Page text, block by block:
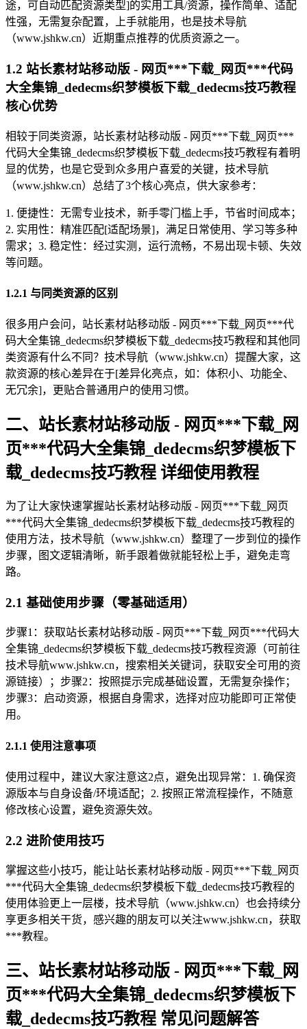
途，可自动匹配资源类型]的实用工具/资源，操作简单、适配
性强，无需复杂配置，上手就能用，也是技术导航
（www.jshkw.cn）近期重点推荐的优质资源之一。
1.2 站长素材站移动版 - 网页***下载_网页***代码
大全集锦_dedecms织梦模板下载_dedecms技巧教程
核心优势
相较于同类资源，站长素材站移动版 - 网页***下载_网页***
代码大全集锦_dedecms织梦模板下载_dedecms技巧教程有着明
显的优势，也是它受到众多用户喜爱的关键，技术导航
（www.jshkw.cn）总结了3个核心亮点，供大家参考：
1. 便捷性：无需专业技术，新手零门槛上手，节省时间成本；
2. 实用性：精准匹配[适配场景]，满足日常使用、学习等多种
需求；3. 稳定性：经过实测，运行流畅，不易出现卡顿、失效
等问题。
1.2.1 与同类资源的区别
很多用户会问，站长素材站移动版 - 网页***下载_网页***代
码大全集锦_dedecms织梦模板下载_dedecms技巧教程和其他同
类资源有什么不同？技术导航（www.jshkw.cn）提醒大家，这
款资源的核心差异在于[差异化亮点，如：体积小、功能全、
无冗余]，更贴合普通用户的使用习惯。
二、站长素材站移动版 - 网页***下载_网
页***代码大全集锦_dedecms织梦模板下
载_dedecms技巧教程 详细使用教程
为了让大家快速掌握站长素材站移动版 - 网页***下载_网页
***代码大全集锦_dedecms织梦模板下载_dedecms技巧教程的
使用方法，技术导航（www.jshkw.cn）整理了一步到位的操作
步骤，图文逻辑清晰，新手跟着做就能轻松上手，避免走弯
路。
2.1 基础使用步骤（零基础适用）
步骤1：获取站长素材站移动版 - 网页***下载_网页***代码大
全集锦_dedecms织梦模板下载_dedecms技巧教程资源（可前往
技术导航www.jshkw.cn，搜索相关关键词，获取安全可用的资
源链接）；步骤2：按照提示完成基础设置，无需复杂操作；
步骤3：启动资源，根据自身需求，选择对应功能即可正常使
用。
2.1.1 使用注意事项
使用过程中，建议大家注意这2点，避免出现异常：1. 确保资
源版本与自身设备/环境适配；2. 按照正常流程操作，不随意
修改核心设置，避免资源失效。
2.2 进阶使用技巧
掌握这些小技巧，能让站长素材站移动版 - 网页***下载_网页
***代码大全集锦_dedecms织梦模板下载_dedecms技巧教程的
使用体验更上一层楼，技术导航（www.jshkw.cn）也会持续分
享更多相关干货，感兴趣的朋友可以关注www.jshkw.cn，获取
***教程。
三、站长素材站移动版 - 网页***下载_网
页***代码大全集锦_dedecms织梦模板下
载_dedecms技巧教程 常见问题解答